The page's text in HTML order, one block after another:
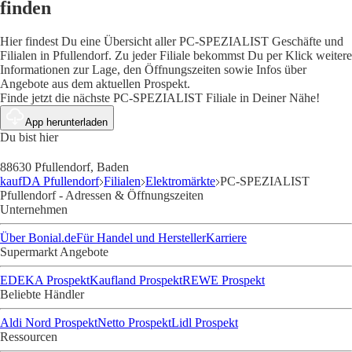
finden
Hier findest Du eine Übersicht aller PC-SPEZIALIST Geschäfte und
Filialen in Pfullendorf. Zu jeder Filiale bekommst Du per Klick weitere
Informationen zur Lage, den Öffnungszeiten sowie Infos über
Angebote aus dem aktuellen Prospekt.
Finde jetzt die nächste PC-SPEZIALIST Filiale in Deiner Nähe!
App herunterladen
Du bist hier
88630 Pfullendorf, Baden
kaufDA Pfullendorf Filialen Elektromärkte PC-SPEZIALIST
Pfullendorf - Adressen & Öffnungszeiten
Unternehmen
Über Bonial.deFür Handel und HerstellerKarriere
Supermarkt Angebote
EDEKA ProspektKaufland ProspektREWE Prospekt
Beliebte Händler
Aldi Nord ProspektNetto ProspektLidl Prospekt
Ressourcen